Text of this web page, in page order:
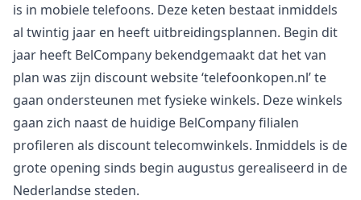
is in mobiele telefoons. Deze keten bestaat inmiddels
al twintig jaar en heeft uitbreidingsplannen. Begin dit
jaar heeft BelCompany bekendgemaakt dat het van
plan was zijn discount website ‘telefoonkopen.nl’ te
gaan ondersteunen met fysieke winkels. Deze winkels
gaan zich naast de huidige BelCompany filialen
profileren als discount telecomwinkels. Inmiddels is de
grote opening sinds begin augustus gerealiseerd in de
Nederlandse steden.